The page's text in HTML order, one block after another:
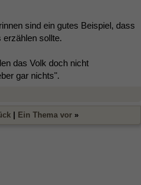
sind ein gutes Beispiel, dass
erzählen sollte.
das Volk doch nicht
gar nichts".
Ein Thema vor »